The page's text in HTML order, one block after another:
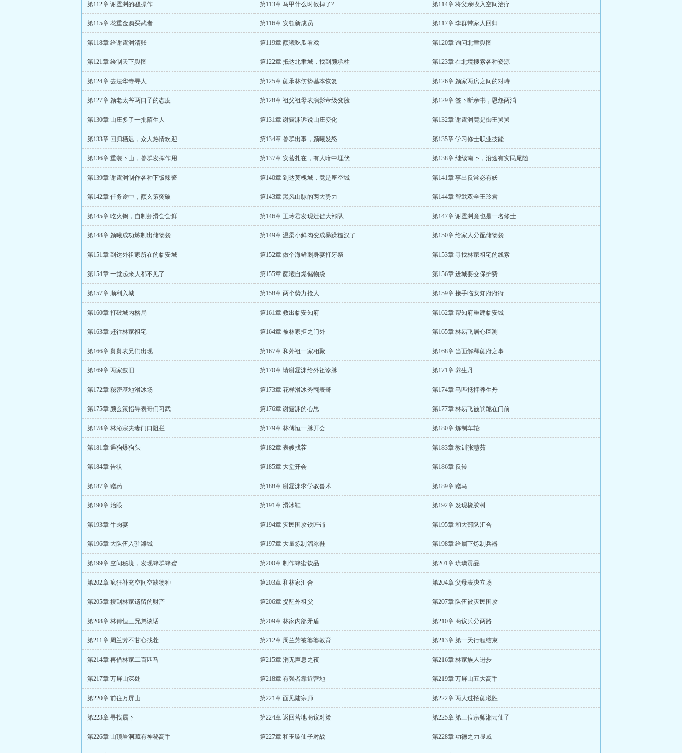
第112章 谢霆渊的骚操作 第113章 马甲什么时候掉了? 第114章 将父亲收入空间治疗
第115章 花重金购买武者 第116章 安顿新成员 第117章 李群带家人回归
第118章 给谢霆渊清账 第119章 颜曦吃瓜看戏 第120章 询问北聿舆图
第121章 绘制天下舆图 第122章 抵达北聿城，找到颜承柱 第123章 在北境搜索各种资源
第124章 去法华寺寻人 第125章 颜承林伤势基本恢复 第126章 颜家两房之间的对峙
第127章 颜老太爷两口子的态度 第128章 祖父祖母表演影帝级变脸 第129章 签下断亲书，恩怨两消
第130章 山庄多了一批陌生人 第131章 谢霆渊诉说山庄变化 第132章 谢霆渊竟是御王舅舅
第133章 回归栖迟，众人热情欢迎 第134章 兽群出事，颜曦发怒 第135章 学习修士职业技能
第136章 重装下山，兽群发挥作用 第137章 安营扎在，有人暗中埋伏 第138章 继续南下，沿途有灾民尾随
第139章 谢霆渊制作各种下饭辣酱 第140章 到达莫槐城，竟是座空城 第141章 事出反常必有妖
第142章 任务途中，颜玄策突破 第143章 黑风山脉的两大势力 第144章 智武双全王玲君
第145章 吃火锅，自制虾滑尝尝鲜 第146章 王玲君发现迁徙大部队 第147章 谢霆渊竟也是一名修士
第148章 颜曦成功炼制出储物袋 第149章 温柔小鲜肉变成暴躁糙汉了 第150章 给家人分配储物袋
第151章 到达外祖家所在的临安城 第152章 做个海鲜刺身宴打牙祭 第153章 寻找林家祖宅的线索
第154章 一觉起来人都不见了 第155章 颜曦自爆储物袋 第156章 进城要交保护费
第157章 顺利入城 第158章 两个势力抢人 第159章 接手临安知府府衙
第160章 打破城内格局 第161章 救出临安知府 第162章 帮知府重建临安城
第163章 赶往林家祖宅 第164章 被林家拒之门外 第165章 林易飞居心叵测
第166章 舅舅表兄们出现 第167章 和外祖一家相聚 第168章 当面解释颜府之事
第169章 两家叙旧 第170章 请谢霆渊给外祖诊脉 第171章 养生丹
第172章 秘密基地滑冰场 第173章 花样滑冰秀翻表哥 第174章 马匹抵押养生丹
第175章 颜玄策指导表哥们习武 第176章 谢霆渊的心思 第177章 林易飞被罚跪在门前
第178章 林沁宗夫妻门口阻拦 第179章 林傅恒一脉开会 第180章 炼制车轮
第181章 遇狗爆狗头 第182章 表嫂找茬 第183章 教训张慧茹
第184章 告状 第185章 大堂开会 第186章 反转
第187章 赠药 第188章 谢霆渊求学驭兽术 第189章 赠马
第190章 治眼 第191章 滑冰鞋 第192章 发现橡胶树
第193章 牛肉宴 第194章 灾民围攻铁匠铺 第195章 和大部队汇合
第196章 大队伍入驻潍城 第197章 大量炼制溜冰鞋 第198章 给属下炼制兵器
第199章 空间秘境，发现蜂群蜂蜜 第200章 制作蜂蜜饮品 第201章 琉璃贡品
第202章 疯狂补充空间空缺物种 第203章 和林家汇合 第204章 父母表决立场
第205章 搜刮林家遗留的财产 第206章 提醒外祖父 第207章 队伍被灾民围攻
第208章 林傅恒三兄弟谈话 第209章 林家内部矛盾 第210章 商议兵分两路
第211章 周兰芳不甘心找茬 第212章 周兰芳被婆婆教育 第213章 第一天行程结束
第214章 再借林家二百匹马 第215章 消无声息之夜 第216章 林家族人进步
第217章 万屏山深处 第218章 有强者靠近营地 第219章 万屏山五大高手
第220章 前往万屏山 第221章 面见陆宗师 第222章 两人过招颜曦胜
第223章 寻找属下 第224章 返回营地商议对策 第225章 第三位宗师湘云仙子
第226章 山顶岩洞藏有神秘高手 第227章 和玉璇仙子对战 第228章 功德之力显威